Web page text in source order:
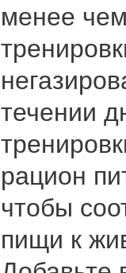
менее
течении
рацион
чтобы
пищи к